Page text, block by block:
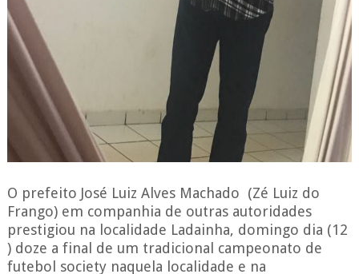
O prefeito José Luiz Alves Machado (Zé Luiz do
Frango) em companhia de outras autoridades
prestigiou na localidade Ladainha, domingo dia (12
) doze a final de um tradicional campeonato de
futebol society naquela localidade e na